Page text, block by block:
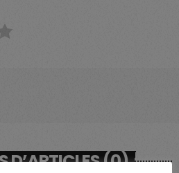
D’ARTICLES (0)